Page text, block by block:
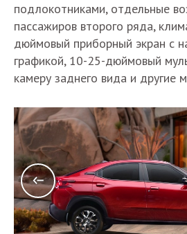
подлокотниками, отдельные
пассажиров второго ряда,
дюймовый приборный экран с
графикой, 10-25-дюймовый
камеру заднего вида и другие